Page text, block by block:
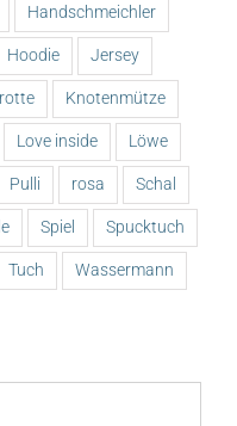
Handschmeichler
Hoodie Jersey
Knotenmütze
Love inside Löwe
Pulli rosa Schal
Spiel Spucktuch
Tuch Wassermann